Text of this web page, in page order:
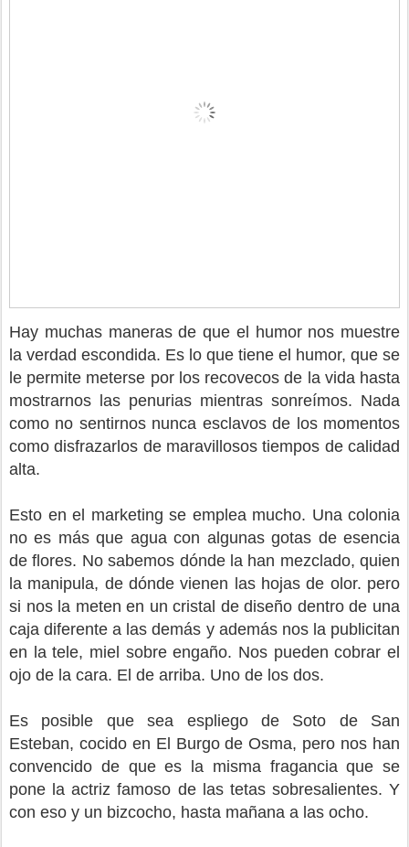
Hay muchas maneras de que el humor nos muestre
la verdad escondida. Es lo que tiene el humor, que se
le permite meterse por los recovecos de la vida hasta
mostrarnos las penurias mientras sonreímos. Nada
como no sentirnos nunca esclavos de los momentos
como disfrazarlos de maravillosos tiempos de calidad
alta.
Esto en el marketing se emplea mucho. Una colonia
no es más que agua con algunas gotas de esencia
de flores. No sabemos dónde la han mezclado, quien
la manipula, de dónde vienen las hojas de olor. pero
si nos la meten en un cristal de diseño dentro de una
caja diferente a las demás y además nos la publicitan
en la tele, miel sobre engaño. Nos pueden cobrar el
ojo de la cara. El de arriba. Uno de los dos.
Es posible que sea espliego de Soto de San
Esteban, cocido en El Burgo de Osma, pero nos han
convencido de que es la misma fragancia que se
pone la actriz famoso de las tetas sobresalientes. Y
con eso y un bizcocho, hasta mañana a las ocho.